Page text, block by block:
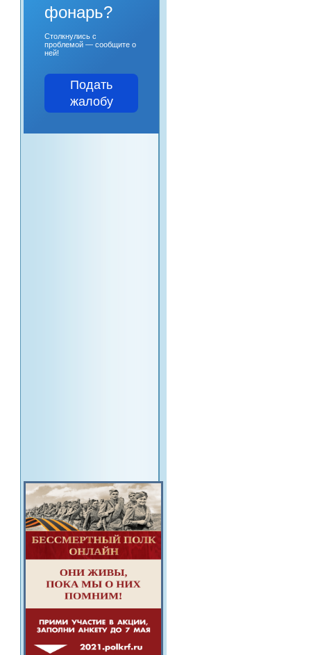
фонарь?
Столкнулись с
проблемой — сообщите о
ней!
Подать
жалобу